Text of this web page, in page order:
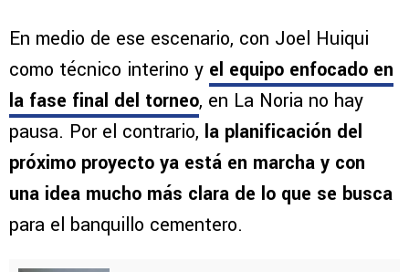
En medio de ese escenario, con Joel Huiqui
como técnico interino y el equipo enfocado en
la fase final del torneo, en La Noria no hay
pausa. Por el contrario, la planificación del
próximo proyecto ya está en marcha y con
una idea mucho más clara de lo que se busca
para el banquillo cementero.